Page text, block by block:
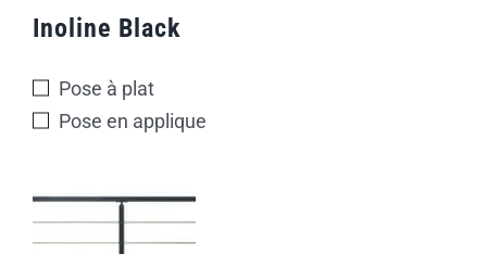
Inoline Black
Pose à plat
Pose en applique